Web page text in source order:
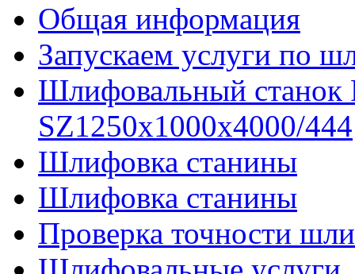
Общая информация
Запускаем услуги по
Шлифовальный
SZ1250x1000x4000/444
Шлифовка станины
Шлифовка станины
Проверка точности